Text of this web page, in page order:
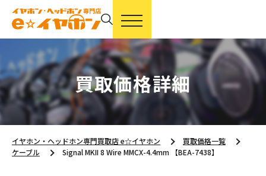
買取価格詳細
イヤホン・ヘッドホン専門買取店 e☆イヤホン
買取価格一覧
ケーブル
Signal MKII 8 Wire MMCX-4.4mm 【BEA-7438】